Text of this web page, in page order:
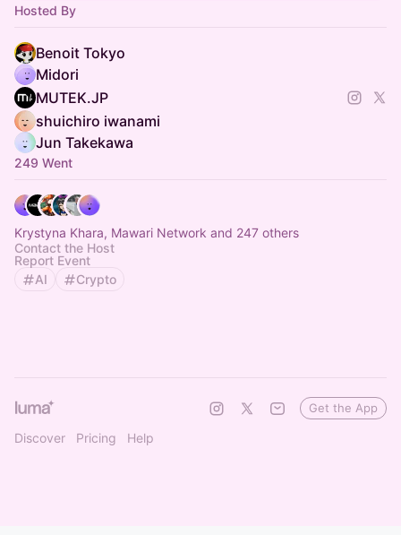
Hosted By
Benoit Tokyo
Midori
MUTEK.JP
shuichiro iwanami
Jun Takekawa
249 Went
Krystyna Khara, Mawari Network and 247 others
Contact the Host
Report Event
AI
Crypto
Discover Pricing Help
Get the App